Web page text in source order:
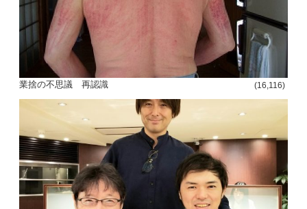
業捨の不思議 再認識 (16,116)